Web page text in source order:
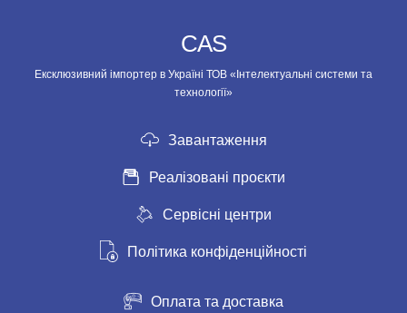
CAS
Ексклюзивний імпортер в Україні ТОВ «Інтелектуальні системи та
технології»
Завантаження
Реалізовані проєкти
Сервісні центри
Політика конфіденційності
Оплата та доставка